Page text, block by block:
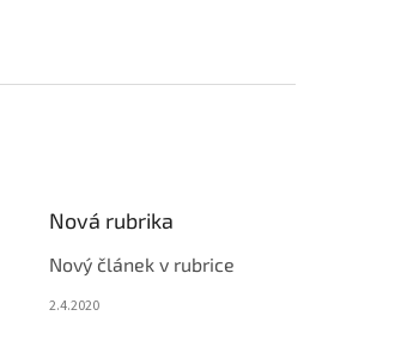
Nová rubrika
Nový článek v rubrice
2.4.2020